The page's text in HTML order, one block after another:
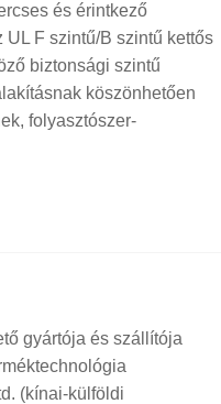
és érintkező
F szintű/B szintű kettős
biztonsági szintű
köszönhetően
folyasztószer-
gyártója és szállítója
(kínai-külföldi